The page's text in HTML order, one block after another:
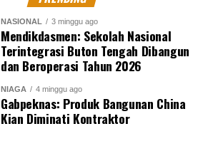
NASIONAL 3 minggu ago
Mendikdasmen: Sekolah Nasional
Terintegrasi Buton Tengah Dibangun
dan Beroperasi Tahun 2026
NIAGA 4 minggu ago
Gabpeknas: Produk Bangunan China
Kian Diminati Kontraktor